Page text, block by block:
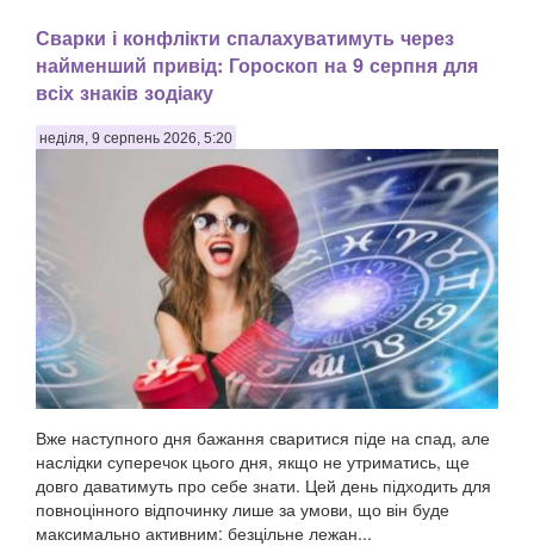
Сварки і конфлікти спалахуватимуть через
найменший привід: Гороскоп на 9 серпня для
всіх знаків зодіаку
неділя, 9 серпень 2026, 5:20
Вже наступного дня бажання сваритися піде на спад, але
наслідки суперечок цього дня, якщо не утриматись, ще
довго даватимуть про себе знати. Цей день підходить для
повноцінного відпочинку лише за умови, що він буде
максимально активним: безцільне лежан...